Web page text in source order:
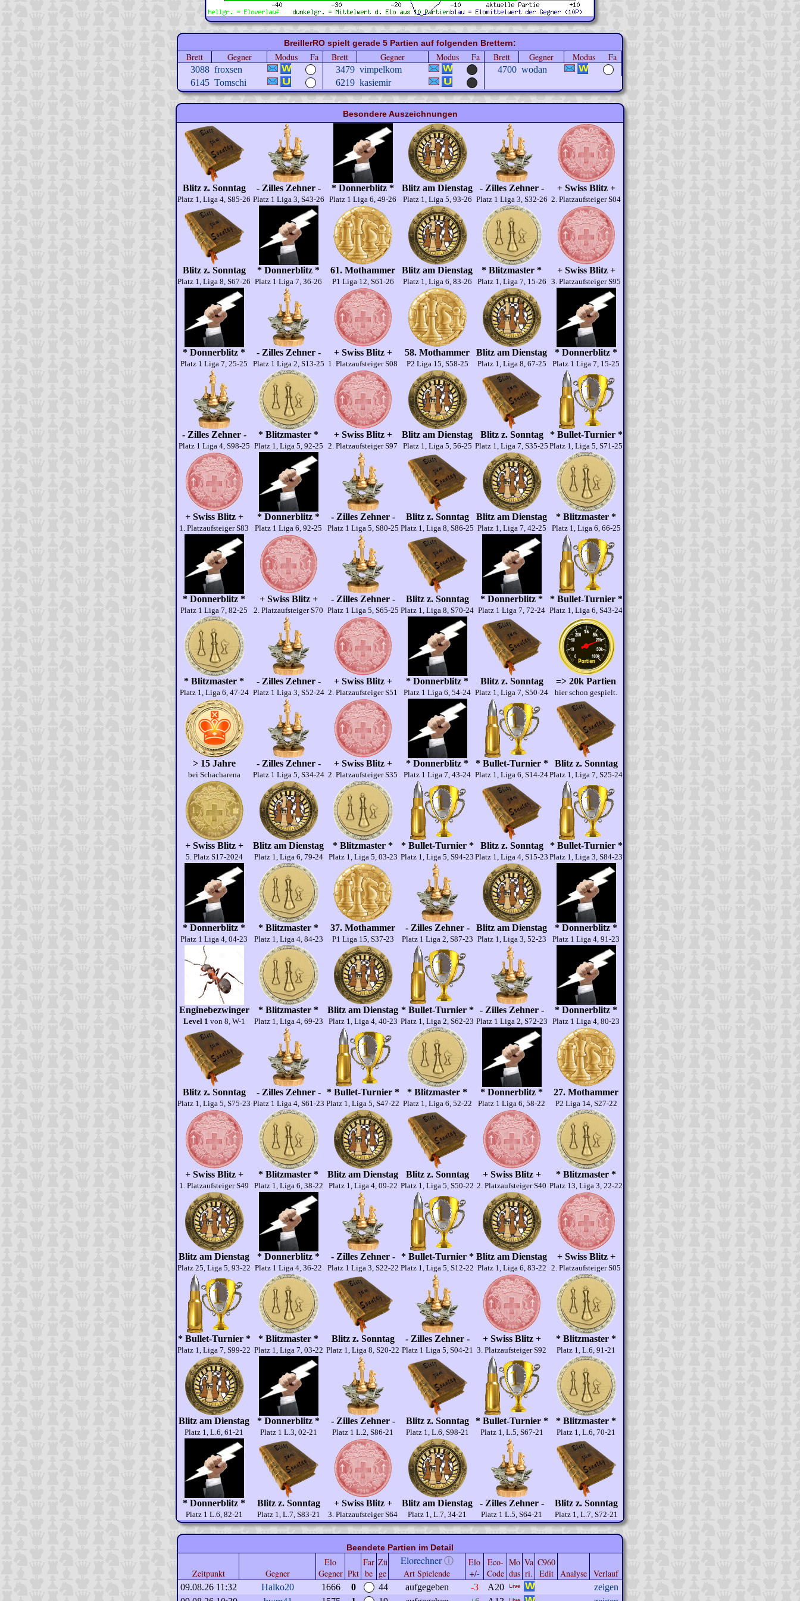
BreillerRO spielt gerade 5 Partien auf folgenden Brettern:
Brett Gegner Modus Fa Brett Gegner Modus Fa Brett Gegner Modus Fa
3088 froxsen 3479 vimpelkom 4700 wodan
6145 Tomschi 6219 kasiemir
Besondere Auszeichnungen
Blitz z. Sonntag
Platz 1, Liga 4, S85-26
- Zilles Zehner -
Platz 1 Liga 3, S43-26
* Donnerblitz *
Platz 1 Liga 6, 49-26
Blitz am Dienstag
Platz 1, Liga 5, 93-26
- Zilles Zehner -
Platz 1 Liga 3, S32-26
+ Swiss Blitz +
2. Platzaufsteiger S04
Blitz z. Sonntag
Platz 1, Liga 8, S67-26
* Donnerblitz *
Platz 1 Liga 7, 36-26
61. Mothammer
P1 Liga 12, S61-26
Blitz am Dienstag
Platz 1, Liga 6, 83-26
* Blitzmaster *
Platz 1, Liga 7, 15-26
+ Swiss Blitz +
3. Platzaufsteiger S95
* Donnerblitz *
Platz 1 Liga 7, 25-25
- Zilles Zehner -
Platz 1 Liga 2, S13-25
+ Swiss Blitz +
1. Platzaufsteiger S08
58. Mothammer
P2 Liga 15, S58-25
Blitz am Dienstag
Platz 1, Liga 8, 67-25
* Donnerblitz *
Platz 1 Liga 7, 15-25
- Zilles Zehner -
Platz 1 Liga 4, S98-25
* Blitzmaster *
Platz 1, Liga 5, 92-25
+ Swiss Blitz +
2. Platzaufsteiger S97
Blitz am Dienstag
Platz 1, Liga 5, 56-25
Blitz z. Sonntag
Platz 1, Liga 7, S35-25
* Bullet-Turnier *
Platz 1, Liga 5, S71-25
+ Swiss Blitz +
1. Platzaufsteiger S83
* Donnerblitz *
Platz 1 Liga 6, 92-25
- Zilles Zehner -
Platz 1 Liga 5, S80-25
Blitz z. Sonntag
Platz 1, Liga 8, S86-25
Blitz am Dienstag
Platz 1, Liga 7, 42-25
* Blitzmaster *
Platz 1, Liga 6, 66-25
* Donnerblitz *
Platz 1 Liga 7, 82-25
+ Swiss Blitz +
2. Platzaufsteiger S70
- Zilles Zehner -
Platz 1 Liga 5, S65-25
Blitz z. Sonntag
Platz 1, Liga 8, S70-24
* Donnerblitz *
Platz 1 Liga 7, 72-24
* Bullet-Turnier *
Platz 1, Liga 6, S43-24
* Blitzmaster *
Platz 1, Liga 6, 47-24
- Zilles Zehner -
Platz 1 Liga 3, S52-24
+ Swiss Blitz +
2. Platzaufsteiger S51
* Donnerblitz *
Platz 1 Liga 6, 54-24
Blitz z. Sonntag
Platz 1, Liga 7, S50-24
=> 20k Partien
hier schon gespielt.
> 15 Jahre
bei Schacharena
- Zilles Zehner -
Platz 1 Liga 5, S34-24
+ Swiss Blitz +
2. Platzaufsteiger S35
* Donnerblitz *
Platz 1 Liga 7, 43-24
* Bullet-Turnier *
Platz 1, Liga 6, S14-24
Blitz z. Sonntag
Platz 1, Liga 7, S25-24
+ Swiss Blitz +
5. Platz S17-2024
Blitz am Dienstag
Platz 1, Liga 6, 79-24
* Blitzmaster *
Platz 1, Liga 5, 03-23
* Bullet-Turnier *
Platz 1, Liga 5, S94-23
Blitz z. Sonntag
Platz 1, Liga 4, S15-23
* Bullet-Turnier *
Platz 1, Liga 3, S84-23
* Donnerblitz *
Platz 1 Liga 4, 04-23
* Blitzmaster *
Platz 1, Liga 4, 84-23
37. Mothammer
P1 Liga 15, S37-23
- Zilles Zehner -
Platz 1 Liga 2, S87-23
Blitz am Dienstag
Platz 1, Liga 3, 52-23
* Donnerblitz *
Platz 1 Liga 4, 91-23
Enginebezwinger
Level 1 von 8, W-1
* Blitzmaster *
Platz 1, Liga 4, 69-23
Blitz am Dienstag
Platz 1, Liga 4, 40-23
* Bullet-Turnier *
Platz 1, Liga 2, S62-23
- Zilles Zehner -
Platz 1 Liga 2, S72-23
* Donnerblitz *
Platz 1 Liga 4, 80-23
Blitz z. Sonntag
Platz 1, Liga 5, S75-23
- Zilles Zehner -
Platz 1 Liga 4, S61-23
* Bullet-Turnier *
Platz 1, Liga 5, S47-22
* Blitzmaster *
Platz 1, Liga 6, 52-22
* Donnerblitz *
Platz 1 Liga 6, 58-22
27. Mothammer
P2 Liga 14, S27-22
+ Swiss Blitz +
1. Platzaufsteiger S49
* Blitzmaster *
Platz 1, Liga 6, 38-22
Blitz am Dienstag
Platz 1, Liga 4, 09-22
Blitz z. Sonntag
Platz 1, Liga 5, S50-22
+ Swiss Blitz +
2. Platzaufsteiger S40
* Blitzmaster *
Platz 13, Liga 3, 22-22
Blitz am Dienstag
Platz 25, Liga 5, 93-22
* Donnerblitz *
Platz 1 Liga 4, 36-22
- Zilles Zehner -
Platz 1 Liga 3, S22-22
* Bullet-Turnier *
Platz 1, Liga 5, S12-22
Blitz am Dienstag
Platz 1, Liga 6, 83-22
+ Swiss Blitz +
2. Platzaufsteiger S05
* Bullet-Turnier *
Platz 1, Liga 7, S99-22
* Blitzmaster *
Platz 1, Liga 7, 03-22
Blitz z. Sonntag
Platz 1, Liga 8, S20-22
- Zilles Zehner -
Platz 1 Liga 5, S04-21
+ Swiss Blitz +
3. Platzaufsteiger S92
* Blitzmaster *
Platz 1, L.6, 91-21
Blitz am Dienstag
Platz 1, L.6, 61-21
* Donnerblitz *
Platz 1 L.3, 02-21
- Zilles Zehner -
Platz 1 L.2, S86-21
Blitz z. Sonntag
Platz 1, L.6, S98-21
* Bullet-Turnier *
Platz 1, L.5, S67-21
* Blitzmaster *
Platz 1, L.6, 70-21
* Donnerblitz *
Platz 1 L.6, 82-21
Blitz z. Sonntag
Platz 1, L.7, S83-21
+ Swiss Blitz +
3. Platzaufsteiger S64
Blitz am Dienstag
Platz 1, L.7, 34-21
- Zilles Zehner -
Platz 1 L.5, S64-21
Blitz z. Sonntag
Platz 1, L.7, S72-21
Beendete Partien im Detail
Zeitpunkt Gegner
Elo
Gegner Pkt
Far
be
Zü
ge
Elorechner ⓘ
Art Spielende
Elo
+/-
Eco-
Code
Mo
dus
Va
ri.
C960
Edit
Analyse Verlauf
09.08.26 11:32 Halko20 1666 0 44 aufgegeben -3 A20
zeigen